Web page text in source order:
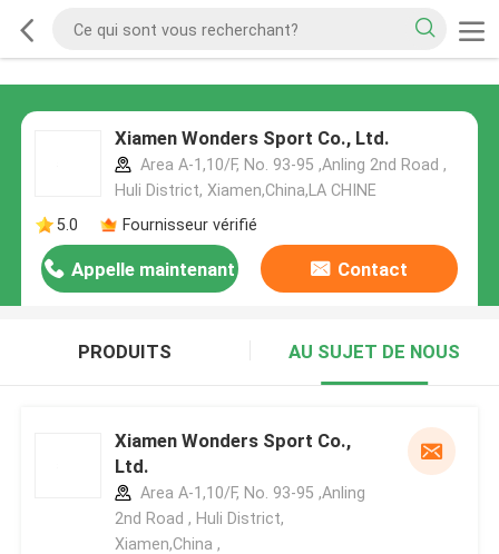
Xiamen Wonders Sport Co., Ltd.
Area A-1,10/F, No. 93-95 ,Anling 2nd Road ,
Huli District, Xiamen,China,LA CHINE
5.0
Fournisseur vérifié
Appelle maintenant Contact
PRODUITS AU SUJET DE NOUS
Xiamen Wonders Sport Co.,
Ltd.
Area A-1,10/F, No. 93-95 ,Anling
2nd Road , Huli District,
Xiamen,China ,